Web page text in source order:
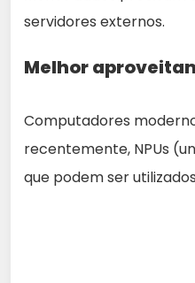
servidores externos.
Melhor
Computadores
recentemente, NPUs
que podem ser